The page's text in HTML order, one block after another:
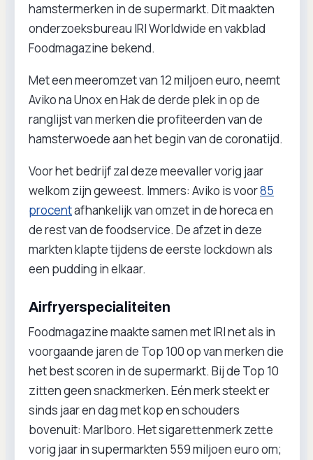
hamstermerken in de supermarkt. Dit maakten
onderzoeksbureau IRI Worldwide en vakblad
Foodmagazine bekend.
Met een meeromzet van 12 miljoen euro, neemt
Aviko na Unox en Hak de derde plek in op de
ranglijst van merken die profiteerden van de
hamsterwoede aan het begin van de coronatijd.
Voor het bedrijf zal deze meevaller vorig jaar
welkom zijn geweest. Immers: Aviko is voor85
procentafhankelijk van omzet in de horeca en
de rest van de foodservice. De afzet in deze
markten klapte tijdens de eerste lockdown als
een pudding in elkaar.
Airfryerspecialiteiten
Foodmagazine maakte samen met IRI net als in
voorgaande jaren de Top 100 op van merken die
het best scoren in de supermarkt. Bij de Top 10
zitten geen snackmerken. Eén merk steekt er
sinds jaar en dag met kop en schouders
bovenuit: Marlboro. Het sigarettenmerk zette
vorig jaar in supermarkten 559 miljoen euro om;